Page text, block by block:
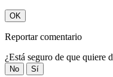
OK
Reportar comentario
¿Está seguro de que quiere
No Sí